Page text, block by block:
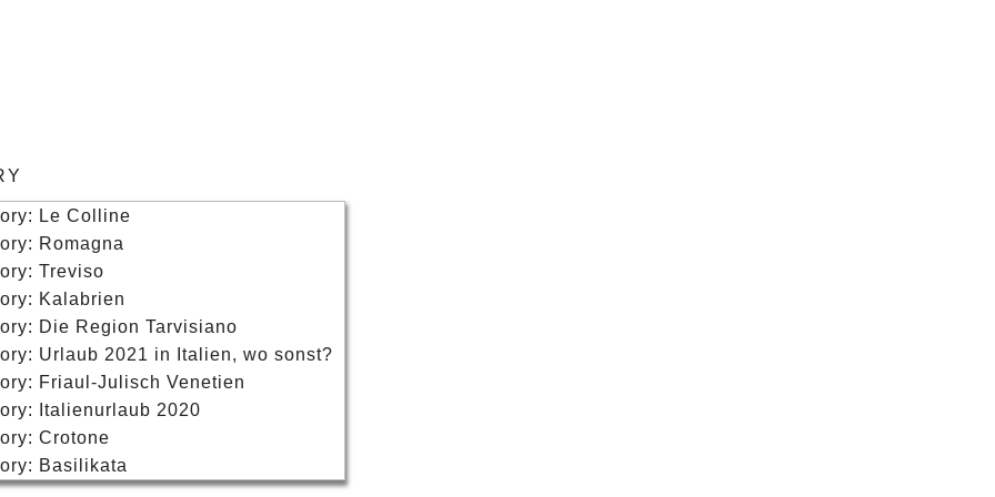
Le Colline
Romagna
Treviso
Kalabrien
Die Region Tarvisiano
Urlaub 2021 in Italien, wo sonst?
Friaul-Julisch Venetien
Italienurlaub 2020
Crotone
Basilikata